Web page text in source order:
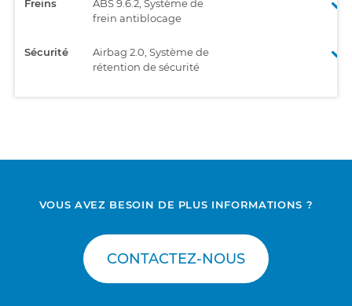
Freins
ABS 9.6.2, Système de
frein antiblocage
Sécurité
Airbag 2.0, Système de
rétention de sécurité
VOUS AVEZ BESOIN DE PLUS INFORMATIONS ?
CONTACTEZ-NOUS